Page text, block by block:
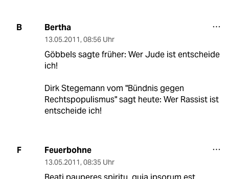
B Bertha
13.05.2011, 08:56 Uhr
Göbbels sagte früher: Wer Jude ist entscheide
ich!
Dirk Stegemann vom "Bündnis gegen
Rechtspopulismus" sagt heute: Wer Rassist ist
entscheide ich!
F Feuerbohne
13.05.2011, 08:35 Uhr